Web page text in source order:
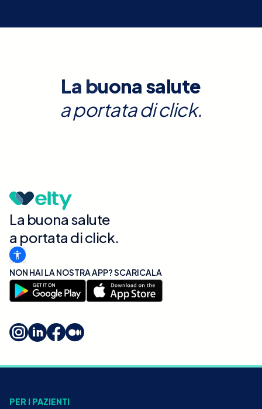
La buona salute
a portata di click.
La buona salute
a portata di click.
NON HAI LA NOSTRA APP? SCARICALA
PER I PAZIENTI